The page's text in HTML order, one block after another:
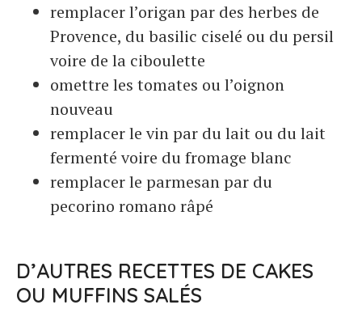
remplacer l’origan par des herbes de
Provence, du basilic ciselé ou du persil
voire de la ciboulette
omettre les tomates ou l’oignon
nouveau
remplacer le vin par du lait ou du lait
fermenté voire du fromage blanc
remplacer le parmesan par du
pecorino romano râpé
D’AUTRES RECETTES DE CAKES
OU MUFFINS SALÉS